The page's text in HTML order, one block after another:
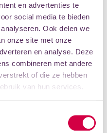
en advertenties te
social media te bieden
Ook delen we
onze site met onze
en analyse. Deze
combineren met andere
of die ze hebben
van hun services.
Ellen van Genuchten,
zorgen
van cultuur in de
tijdens hun
te zien. Ik denk elke keer
knap dat mensen dit
Dat straalt uit op alle
ook. Hierdoor zullen
verenigingen aansluiten.
voor de duurzaamheid